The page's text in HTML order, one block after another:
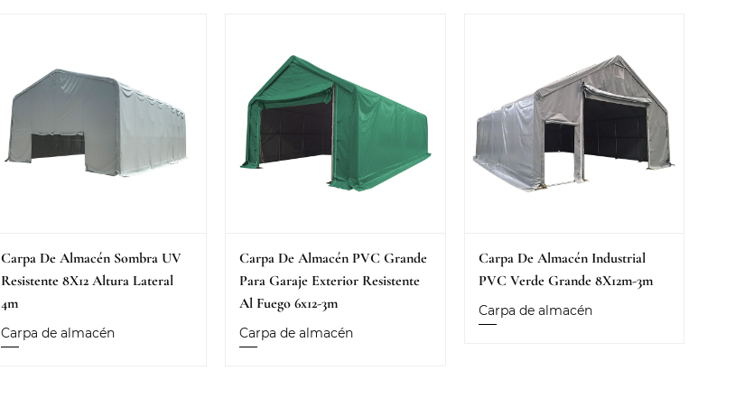
Carpa De Almacén Sombra UV
Resistente 8X12 Altura Lateral
4m
Carpa de almacén
Carpa De Almacén PVC Grande
Para Garaje Exterior Resistente
Al Fuego 6x12-3m
Carpa de almacén
Carpa De Almacén Industrial
PVC Verde Grande 8X12m-3m
Carpa de almacén